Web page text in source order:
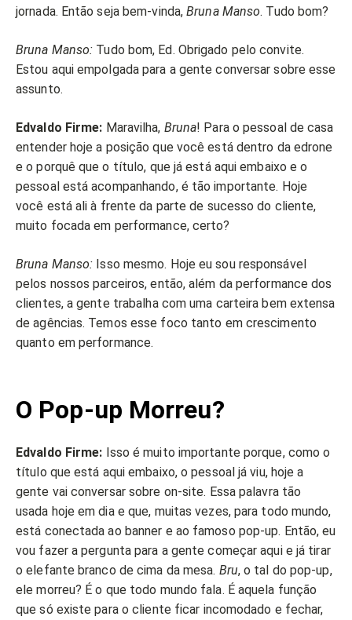
jornada. Então seja bem-vinda,Bruna Manso. Tudo bom?
Bruna Manso: Tudo bom, Ed. Obrigado pelo convite.
Estou aqui empolgada para a gente conversar sobre esse
assunto.
Edvaldo Firme: Maravilha, Bruna! Para o pessoal de casa
entender hoje a posição que você está dentro da edrone
e o porquê que o título, que já está aqui embaixo e o
pessoal está acompanhando, é tão importante. Hoje
você está ali à frente da parte de sucesso do cliente,
muito focada em performance, certo?
Bruna Manso: Isso mesmo. Hoje eu sou responsável
pelos nossos parceiros, então, além da performance dos
clientes, a gente trabalha com uma carteira bem extensa
de agências. Temos esse foco tanto em crescimento
quanto em performance.
O Pop-up Morreu?
Edvaldo Firme: Isso é muito importante porque, como o
título que está aqui embaixo, o pessoal já viu, hoje a
gente vai conversar sobre on-site. Essa palavra tão
usada hoje em dia e que, muitas vezes, para todo mundo,
está conectada ao banner e ao famoso pop-up. Então, eu
vou fazer a pergunta para a gente começar aqui e já tirar
o elefante branco de cima da mesa. Bru, o tal do pop-up,
ele morreu? É o que todo mundo fala. É aquela função
que só existe para o cliente ficar incomodado e fechar,